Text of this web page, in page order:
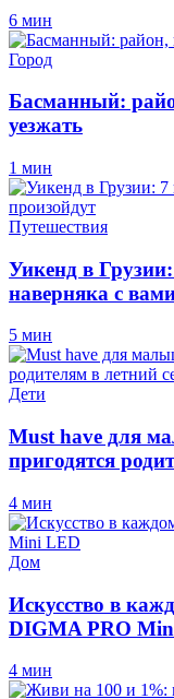
6 мин
Город
Басманный:
уезжать
1 мин
Путешествия
Уикенд в
наверняка с
5 мин
Дети
Must have для
пригодятся
4 мин
Дом
Искусство в
DIGMA PRO
4 мин